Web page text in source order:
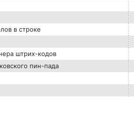
в строке
штрих-кодов
пин-пада